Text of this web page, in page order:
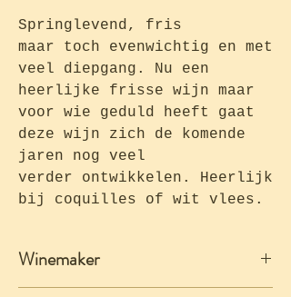
Springlevend, fris
maar toch evenwichtig en met
veel diepgang. Nu een
heerlijke frisse wijn maar
voor wie geduld heeft gaat
deze wijn zich de komende
jaren nog veel
verder ontwikkelen. Heerlijk
bij coquilles of wit vlees.
Winemaker